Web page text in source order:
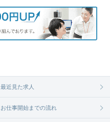
最近見た求人
お仕事開始までの流れ